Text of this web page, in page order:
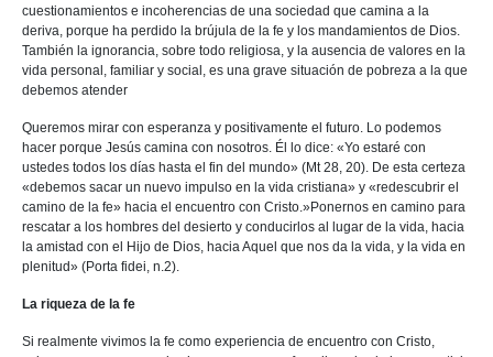
cuestionamientos e incoherencias de una sociedad que camina a la
deriva, porque ha perdido la brújula de la fe y los mandamientos de Dios.
También la ignorancia, sobre todo religiosa, y la ausencia de valores en la
vida personal, familiar y social, es una grave situación de pobreza a la que
debemos atender
Queremos mirar con esperanza y positivamente el futuro. Lo podemos
hacer porque Jesús camina con nosotros. Él lo dice: «Yo estaré con
ustedes todos los días hasta el fin del mundo» (Mt 28, 20). De esta certeza
«debemos sacar un nuevo impulso en la vida cristiana» y «redescubrir el
camino de la fe» hacia el encuentro con Cristo.»Ponernos en camino para
rescatar a los hombres del desierto y conducirlos al lugar de la vida, hacia
la amistad con el Hijo de Dios, hacia Aquel que nos da la vida, y la vida en
plenitud» (Porta fidei, n.2).
La riqueza de la fe
Si realmente vivimos la fe como experiencia de encuentro con Cristo,